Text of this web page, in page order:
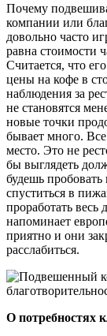
Почему
компании или
довольно часто
равна стоимости
Считается, что
цены на кофе в
наблюдения за
не становятся
новые точки
бывает много.
место. Это не
бы выглядеть
будешь
спуститься в
проработать весь
напоминает
приятно и они
расслабиться.
О потребностях